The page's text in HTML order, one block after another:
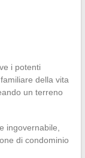
i potenti
della vita
un terreno
ingovernabile,
di condominio